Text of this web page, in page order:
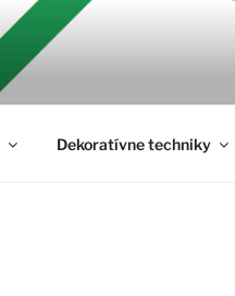
Dekoratívne techniky